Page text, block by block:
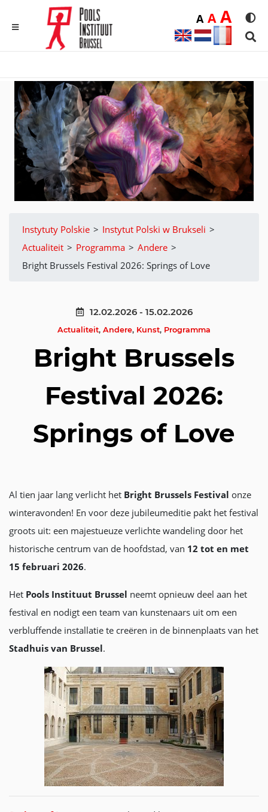
ADomyślna
AŚrednia
A
Instytuty Polskie > Instytut Polski w Brukseli >
Actualiteit > Programma > Andere >
Bright Brussels Festival 2026: Springs of Love
12.02.2026 - 15.02.2026
Actualiteit, Andere, Kunst, Programma
Bright Brussels
Festival 2026:
Springs of Love
Al tien jaar lang verlicht het Bright Brussels Festival onze
winteravonden! En voor deze jubileumeditie pakt het festival
groots uit: een majestueuze verlichte wandeling door het
historische centrum van de hoofdstad, van 12 tot en met
15 februari 2026.
Het Pools Instituut Brussel neemt opnieuw deel aan het
festival en nodigt een team van kunstenaars uit om een
verbluffende installatie te creëren in de binnenplaats van het
Stadhuis van Brussel.